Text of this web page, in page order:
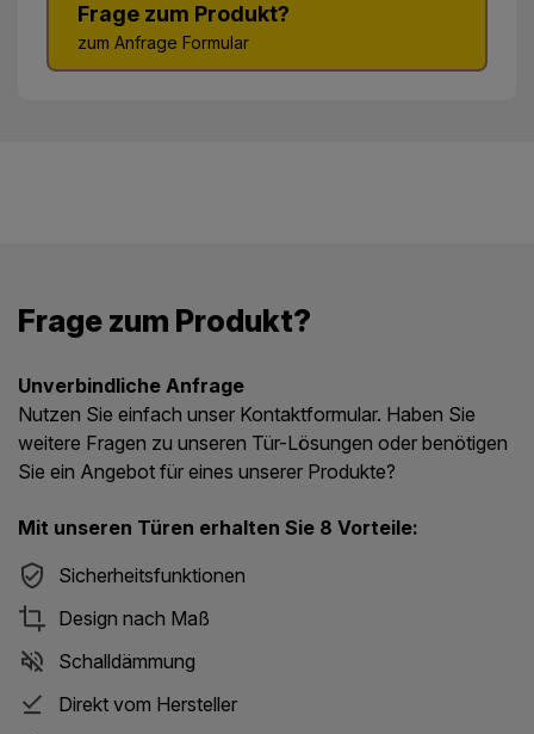
Frage zum Produkt?
zum Anfrage Formular
Frage zum Produkt?
Unverbindliche Anfrage
Nutzen Sie einfach unser Kontaktformular. Haben Sie
weitere Fragen zu unseren Tür-Lösungen oder benötigen
Sie ein Angebot für eines unserer Produkte?
Mit unseren Türen erhalten Sie 8 Vorteile:
Sicherheitsfunktionen
Design nach Maß
Schalldämmung
Direkt vom Hersteller